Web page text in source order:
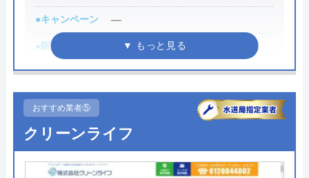
公式サイトを見る
0120-221-611
受付時間 24時間 年中無休
ハウスラボホームの基本情報
●キャンペーン ―
●駆けつけ時間
●受付時間 ―
●定休日
●出張見積もり ―
●支払い方法 ―
おすすめ業者⑤
クリーンライフ